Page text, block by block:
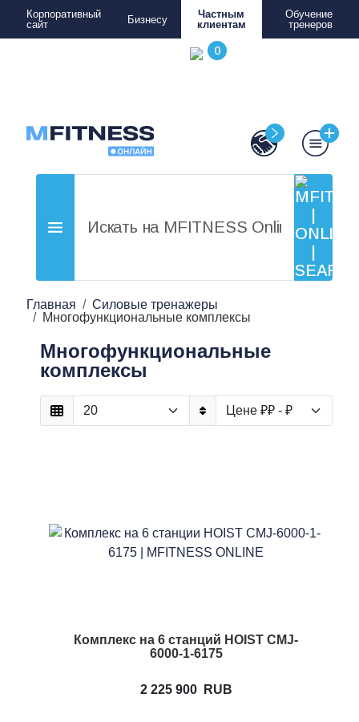
Корпоративный
сайт
Бизнесу
Частным
клиентам
Обучение
тренеров
Главная
Силовые тренажеры
Многофункциональные комплексы
Многофункциональные
комплексы
Комплекс на 6 станций HOIST CMJ-
6000-1-6175
2 225 900 RUB